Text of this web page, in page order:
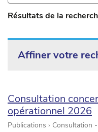
Résultats de la
Affiner votre
Consultation
opérationnel 2026
Publications › Consultation -